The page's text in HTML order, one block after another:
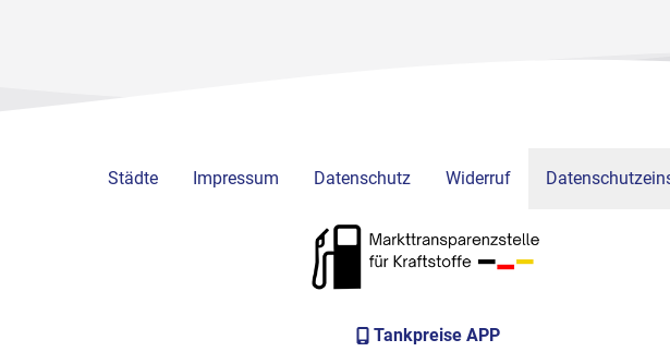
Städte Impressum Datenschutz Widerruf
Tankpreise APP